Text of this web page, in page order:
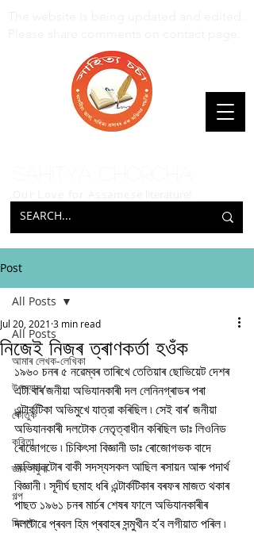
Post
All Posts
আমাৰ লেখক-লেখিকা
উপন্যাস
কৌতুক
কবিতা
জ্ঞান সঁফুৰা
গল্প
বিশেষ
All Posts
নিজেই নিজৰ ত্ৰাণকৰ্তা হওঁক
Jul 20, 2021 3 min read
১৯৬০ চনৰ ৫ নৱেম্বৰ তাৰিখে তেতিয়াৰ ছোভিয়েট দেশৰ
এটা বাৰ’জনীয়া অভিযানকাৰী দল লেনিনগ্ৰাডৰ পৰা
এন্টাৰ্কটিকা অভিমুখে যাত্রা কৰিছিল ৷ সেই বাৰ’ জনীয়া
অভিযানকাৰী দলটোক নেতৃত্বাধীন কৰিছিল ডাঃ লিওনিড
ৰোজোগভে ৷ চিকিৎসা বিজ্ঞানী ডাঃ ৰোজোগভক বাদে
অভিযানটোৰ বাকী সদস্যসকল আছিল ৰসায়ন আৰু পদাৰ্থ
বিজ্ঞানী ৷ সূদীৰ্ঘ ছমাহ ধৰি এন্টাৰ্কটিকাৰ বৰফৰ মাজত থকাৰ
পাছত ১৯৬১ চনৰ মাৰ্চৰ শেষৰ ফালে অভিযানকাৰীৰ
দলটোৱে প্ৰবল হিম প্ৰবাহৰ সন্মুখীন হ’ব লগীয়াত পৰিল ৷